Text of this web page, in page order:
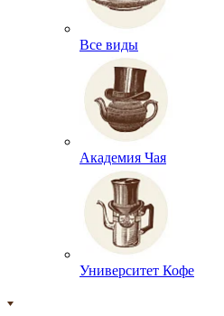
Все виды
Академия Чая
Университет Кофе